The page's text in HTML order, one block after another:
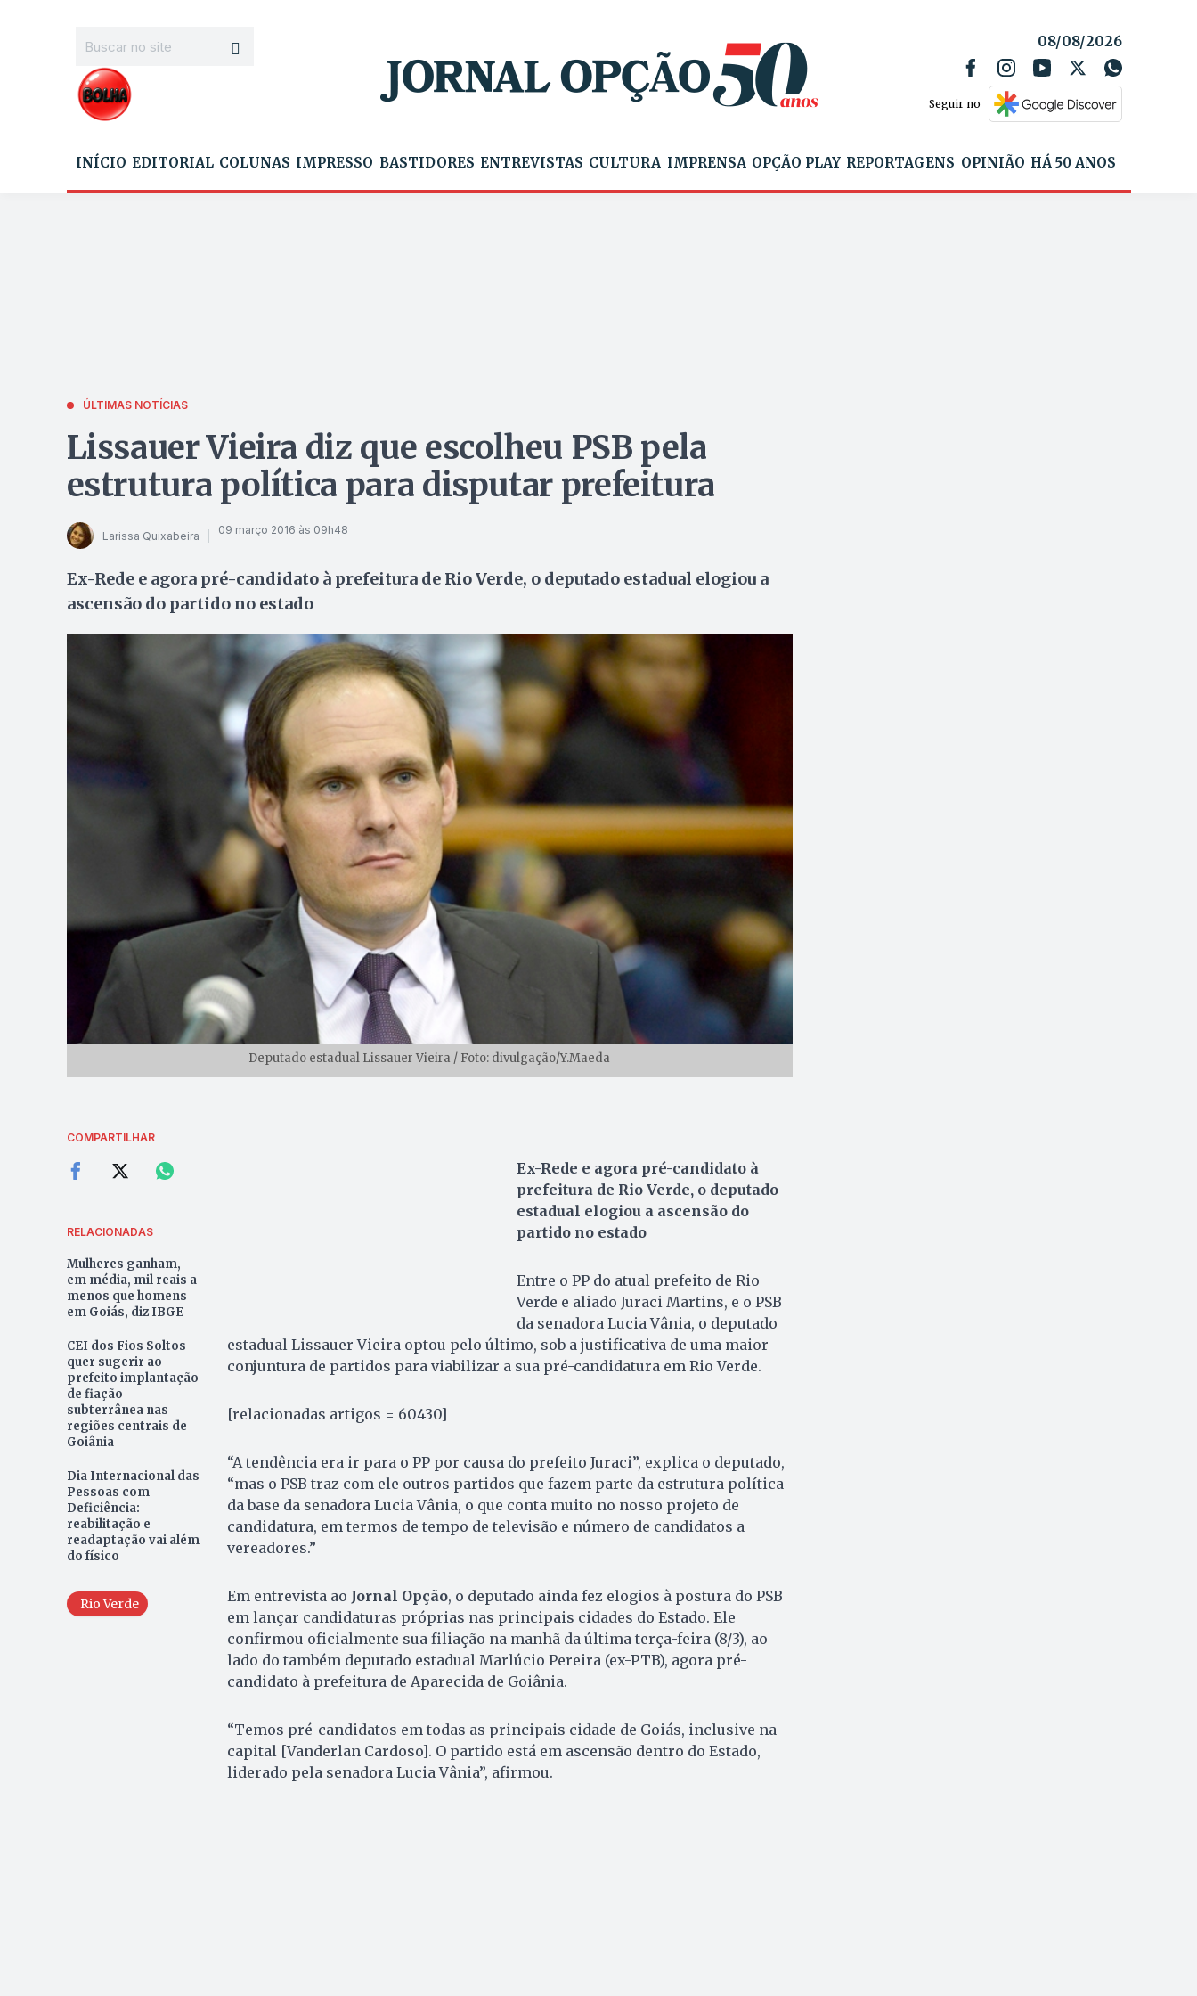
08/08/2026
Seguir no
INÍCIO EDITORIAL COLUNAS IMPRESSO BASTIDORES ENTREVISTAS CULTURA IMPRENSA OPÇÃO PLAY REPORTAGENS OPINIÃO HÁ 50 ANOS
ÚLTIMAS NOTÍCIAS
Lissauer Vieira diz que escolheu PSB pela
estrutura política para disputar prefeitura
Larissa Quixabeira 09 março 2016 às 09h48
Ex-Rede e agora pré-candidato à prefeitura de Rio Verde, o deputado estadual elogiou a
ascensão do partido no estado
Deputado estadual Lissauer Vieira / Foto: divulgação/Y.Maeda
COMPARTILHAR
RELACIONADAS
Mulheres ganham,
em média, mil reais a
menos que homens
em Goiás, diz IBGE
CEI dos Fios Soltos
quer sugerir ao
prefeito implantação
de fiação
subterrânea nas
regiões centrais de
Goiânia
Dia Internacional das
Pessoas com
Deficiência:
reabilitação e
readaptação vai além
do físico
Rio Verde
Ex-Rede e agora pré-candidato à
prefeitura de Rio Verde, o deputado
estadual elogiou a ascensão do
partido no estado
Entre o PP do atual prefeito de Rio
Verde e aliado Juraci Martins, e o PSB
da senadora Lucia Vânia, o deputado
estadual Lissauer Vieira optou pelo último, sob a justificativa de uma maior
conjuntura de partidos para viabilizar a sua pré-candidatura em Rio Verde.
[relacionadas artigos = 60430]
“A tendência era ir para o PP por causa do prefeito Juraci”, explica o deputado,
“mas o PSB traz com ele outros partidos que fazem parte da estrutura política
da base da senadora Lucia Vânia, o que conta muito no nosso projeto de
candidatura, em termos de tempo de televisão e número de candidatos a
vereadores.”
Em entrevista ao Jornal Opção, o deputado ainda fez elogios à postura do PSB
em lançar candidaturas próprias nas principais cidades do Estado. Ele
confirmou oficialmente sua filiação na manhã da última terça-feira (8/3), ao
lado do também deputado estadual Marlúcio Pereira (ex-PTB), agora pré-
candidato à prefeitura de Aparecida de Goiânia.
“Temos pré-candidatos em todas as principais cidade de Goiás, inclusive na
capital [Vanderlan Cardoso]. O partido está em ascensão dentro do Estado,
liderado pela senadora Lucia Vânia”, afirmou.